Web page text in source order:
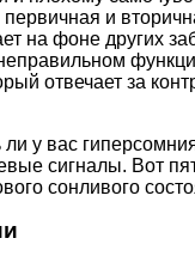
и
на фоне других
отвечает за
ли у вас
сигналы. Вот
сонливого